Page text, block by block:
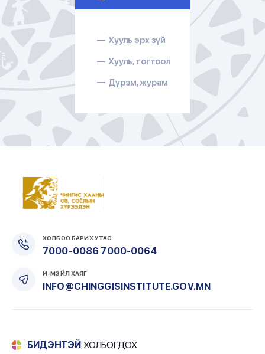
Хууль эрх зүй
Хууль, тогтоол
Дүрэм, журам
ХОЛБОО БАРИХ УТАС
7000-0086 7000-0064
И-МЭЙЛ ХАЯГ
INFO@CHINGGISINSTITUTE.GOV.MN
БИДЭНТЭЙ ХОЛБОГДОХ